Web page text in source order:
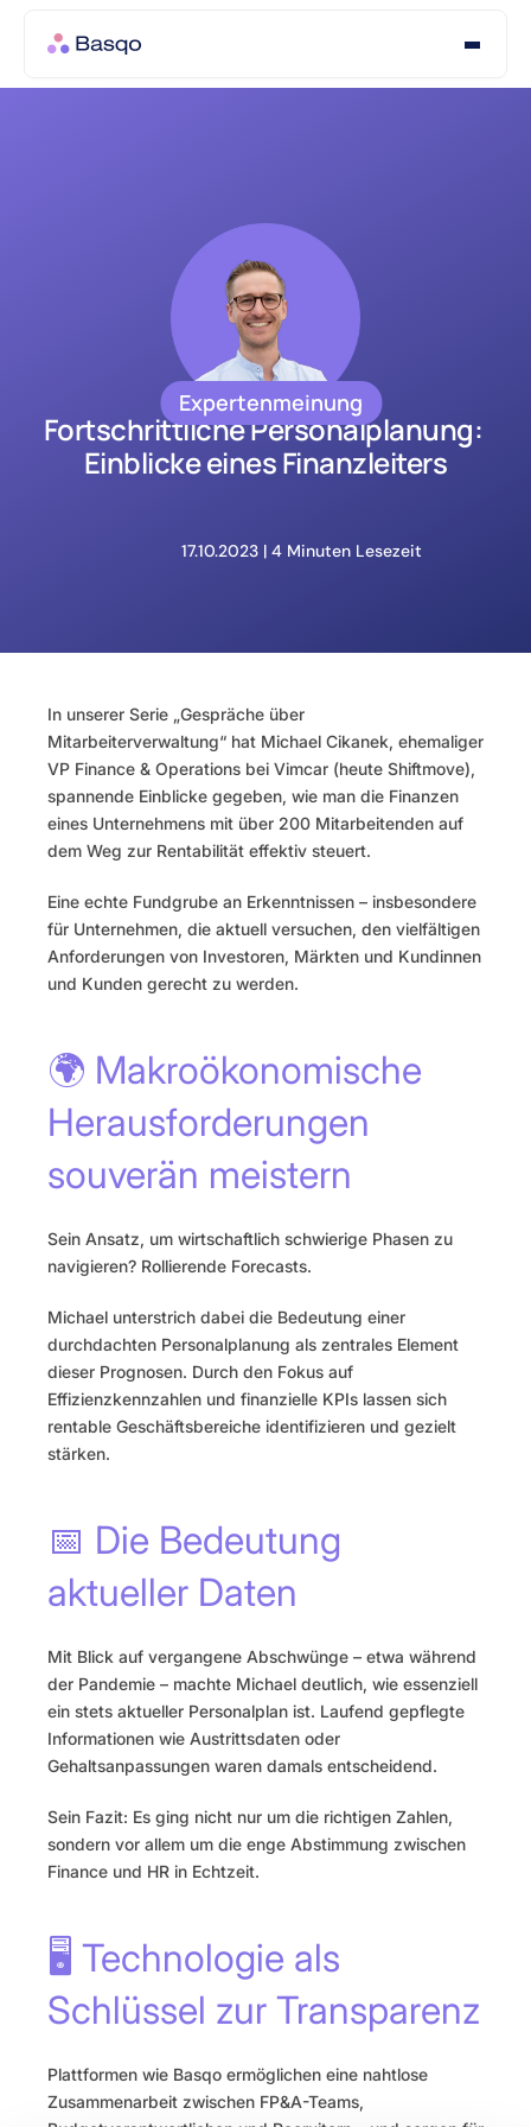
Fortschrittliche Personalplanung:
Einblicke eines Finanzleiters
17.10.2023 | 4 Minuten Lesezeit
Expertenmeinung
In unserer Serie „Gespräche über
Mitarbeiterverwaltung“ hat Michael Cikanek, ehemaliger
VP Finance & Operations bei Vimcar (heute Shiftmove),
spannende Einblicke gegeben, wie man die Finanzen
eines Unternehmens mit über 200 Mitarbeitenden auf
dem Weg zur Rentabilität effektiv steuert.
Eine echte Fundgrube an Erkenntnissen – insbesondere
für Unternehmen, die aktuell versuchen, den vielfältigen
Anforderungen von Investoren, Märkten und Kundinnen
und Kunden gerecht zu werden.
🌍 Makroökonomische
Herausforderungen
souverän meistern
Sein Ansatz, um wirtschaftlich schwierige Phasen zu
navigieren? Rollierende Forecasts.
Michael unterstrich dabei die Bedeutung einer
durchdachten Personalplanung als zentrales Element
dieser Prognosen. Durch den Fokus auf
Effizienzkennzahlen und finanzielle KPIs lassen sich
rentable Geschäftsbereiche identifizieren und gezielt
stärken.
📅 Die Bedeutung
aktueller Daten
Mit Blick auf vergangene Abschwünge – etwa während
der Pandemie – machte Michael deutlich, wie essenziell
ein stets aktueller Personalplan ist. Laufend gepflegte
Informationen wie Austrittsdaten oder
Gehaltsanpassungen waren damals entscheidend.
Sein Fazit: Es ging nicht nur um die richtigen Zahlen,
sondern vor allem um die enge Abstimmung zwischen
Finance und HR in Echtzeit.
🖥️ Technologie als
Schlüssel zur Transparenz
Plattformen wie Basqo ermöglichen eine nahtlose
Zusammenarbeit zwischen FP&A-Teams,